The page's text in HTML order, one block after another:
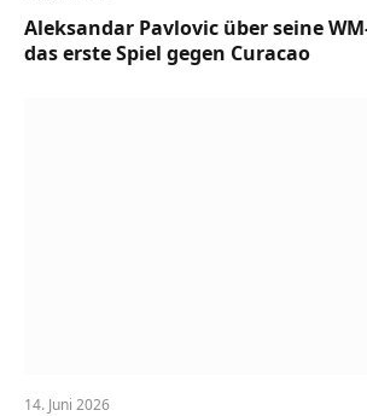
Aleksandar Pavlovic über seine
das erste Spiel gegen Curacao
14. Juni 2026